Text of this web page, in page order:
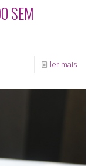
SEM
ler mais